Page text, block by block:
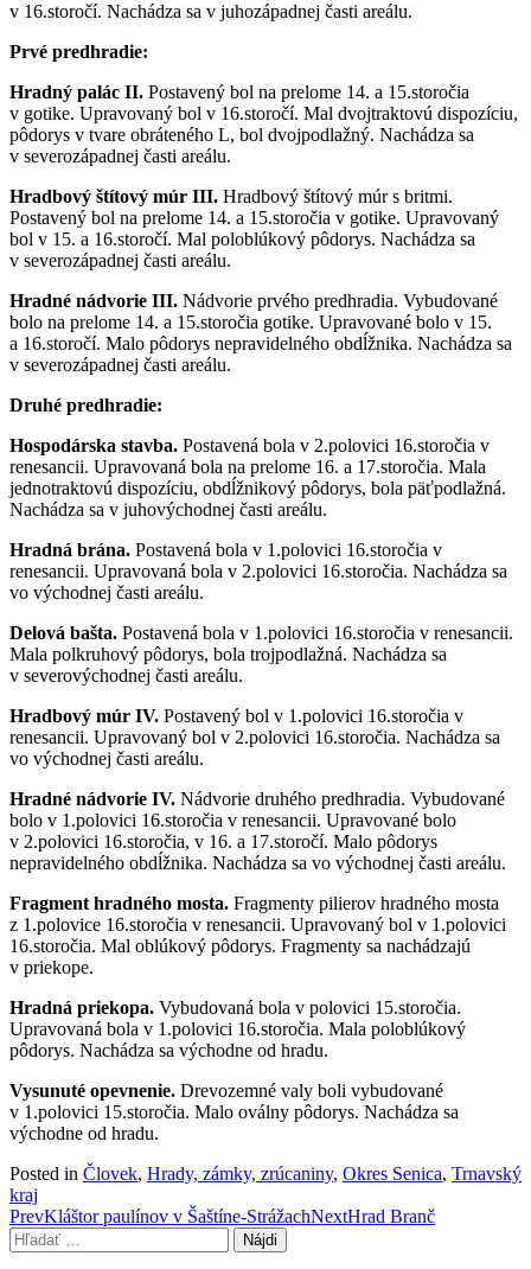
v 16.storočí. Nachádza sa v juhozápadnej časti areálu.
Prvé predhradie:
Hradný palác II. Postavený bol na prelome 14. a 15.storočia
v gotike. Upravovaný bol v 16.storočí. Mal dvojtraktovú dispozíciu,
pôdorys v tvare obráteného L, bol dvojpodlažný. Nachádza sa
v severozápadnej časti areálu.
Hradbový štítový múr III. Hradbový štítový múr s britmi.
Postavený bol na prelome 14. a 15.storočia v gotike. Upravovaný
bol v 15. a 16.storočí. Mal poloblúkový pôdorys. Nachádza sa
v severozápadnej časti areálu.
Hradné nádvorie III. Nádvorie prvého predhradia. Vybudované
bolo na prelome 14. a 15.storočia gotike. Upravované bolo v 15.
a 16.storočí. Malo pôdorys nepravidelného obdĺžnika. Nachádza sa
v severozápadnej časti areálu.
Druhé predhradie:
Hospodárska stavba. Postavená bola v 2.polovici 16.storočia v
renesancii. Upravovaná bola na prelome 16. a 17.storočia. Mala
jednotraktovú dispozíciu, obdĺžnikový pôdorys, bola päťpodlažná.
Nachádza sa v juhovýchodnej časti areálu.
Hradná brána. Postavená bola v 1.polovici 16.storočia v
renesancii. Upravovaná bola v 2.polovici 16.storočia. Nachádza sa
vo východnej časti areálu.
Delová bašta. Postavená bola v 1.polovici 16.storočia v renesancii.
Mala polkruhový pôdorys, bola trojpodlažná. Nachádza sa
v severovýchodnej časti areálu.
Hradbový múr IV. Postavený bol v 1.polovici 16.storočia v
renesancii. Upravovaný bol v 2.polovici 16.storočia. Nachádza sa
vo východnej časti areálu.
Hradné nádvorie IV. Nádvorie druhého predhradia. Vybudované
bolo v 1.polovici 16.storočia v renesancii. Upravované bolo
v 2.polovici 16.storočia, v 16. a 17.storočí. Malo pôdorys
nepravidelného obdĺžnika. Nachádza sa vo východnej časti areálu.
Fragment hradného mosta. Fragmenty pilierov hradného mosta
z 1.polovice 16.storočia v renesancii. Upravovaný bol v 1.polovici
16.storočia. Mal oblúkový pôdorys. Fragmenty sa nachádzajú
v priekope.
Hradná priekopa. Vybudovaná bola v polovici 15.storočia.
Upravovaná bola v 1.polovici 16.storočia. Mala poloblúkový
pôdorys. Nachádza sa východne od hradu.
Vysunuté opevnenie. Drevozemné valy boli vybudované
v 1.polovici 15.storočia. Malo oválny pôdorys. Nachádza sa
východne od hradu.
Posted in Človek, Hrady, zámky, zrúcaniny, Okres Senica, Trnavský
kraj
Post
navigation
PrevKláštor paulínov v Šaštíne-StrážachNextHrad Branč
Hľadať: